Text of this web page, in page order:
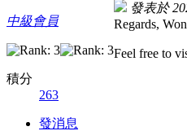
中級會員
積分
263
發消息
發表於
Regards,
Feel free to